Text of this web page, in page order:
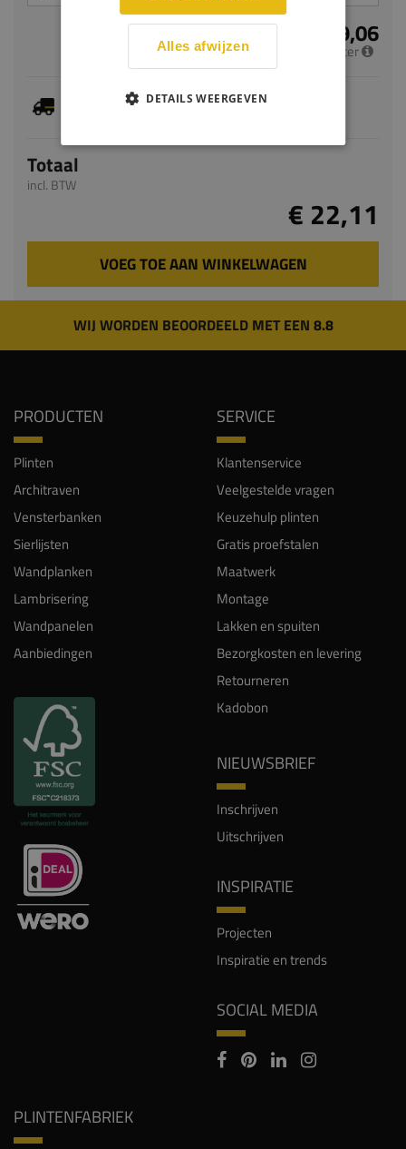
€ 9,06
per meter
Dit artikel is voorradig, de verwachte levertijd
Totaal
incl. BTW
€ 22,11
VOEG TOE AAN WINKELWAGEN
WIJ WORDEN BEOORDEELD MET EEN 8.8
PRODUCTEN
Plinten
Architraven
Vensterbanken
Sierlijsten
Wandplanken
Lambrisering
Wandpanelen
Aanbiedingen
SERVICE
Klantenservice
Veelgestelde vragen
Keuzehulp plinten
Gratis proefstalen
Maatwerk
Montage
Lakken en spuiten
Bezorgkosten en levering
Retourneren
Kadobon
NIEUWSBRIEF
Inschrijven
Uitschrijven
INSPIRATIE
Projecten
Inspiratie en trends
SOCIAL MEDIA
PLINTENFABRIEK
Alles afwijzen
DETAILS WEERGEVEN